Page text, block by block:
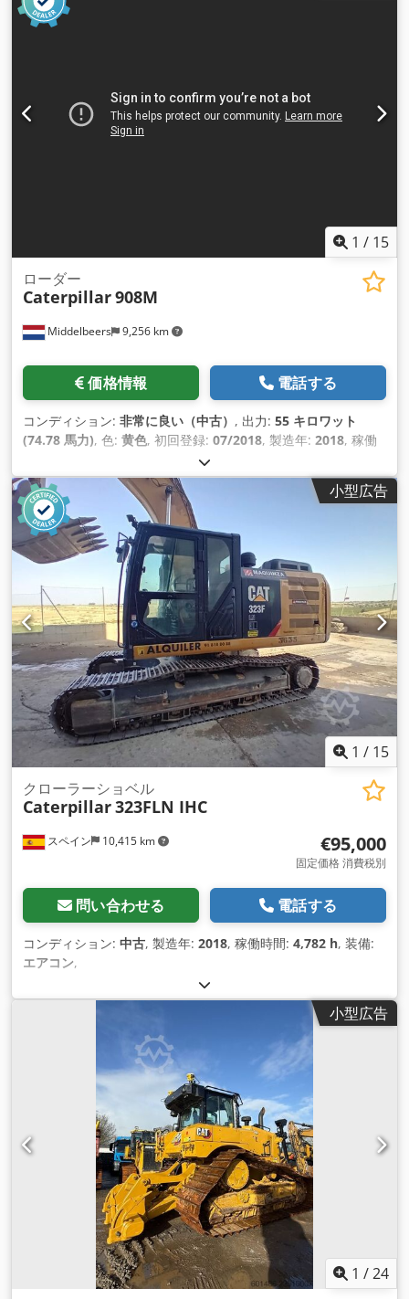
1 / 15
Middelbeers 9,256 km
ローダー
Caterpillar908M
価格情報 電話する
コンディション: 非常に良い（中古） , 出力: 55 キロワット
(74.78 馬力), 色: 黄色, 初回登録: 07/2018, 製造年: 2018, 稼働
キャビン, 車載コンピュータ
小型広告
1 / 15
スペイン 10,415 km
クローラーショベル
Caterpillar323FLN IHC
€95,000
固定価格 消費税別
問い合わせる 電話する
コンディション: 中古, 製造年: 2018, 稼働時間: 4,782 h, 装備:
エアコン,
小型広告
1 /24